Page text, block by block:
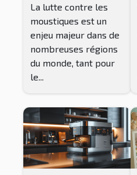
et modernes de
lutte contre les
moustiques
La lutte contre les
moustiques est un
enjeu majeur dans de
nombreuses régions
du monde, tant pour
le...